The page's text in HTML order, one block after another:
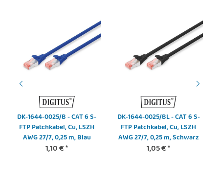
DK-1644-0025/B - CAT 6 S-
FTP Patchkabel, Cu, LSZH
AWG 27/7, 0,25 m, Blau
1,10 €*
DK-1644-0025/BL - CAT 6 S-
FTP Patchkabel, Cu, LSZH
AWG 27/7, 0,25 m, Schwarz
1,05 €*